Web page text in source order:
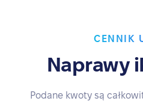
CENNIK
Naprawy
Podane kwoty są